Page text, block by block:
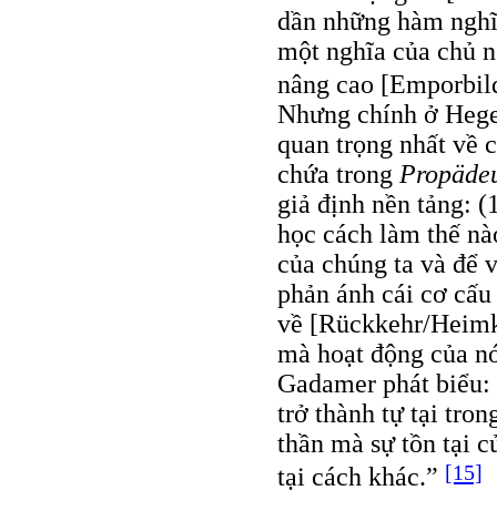
dần những hàm
một nghĩa của chủ
nâng cao
Nhưng chính ở
quan trọng nhất về
chứa trong
giả định nền tảng:
học cách làm thế
của chúng ta và để
phản ánh cái cơ
về [Rückkehr/
mà hoạt động của
Gadamer phát
trở thành tự tại
thần mà sự tồn tại
tại cách khác.” [15]